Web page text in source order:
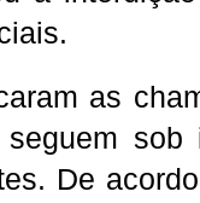
as
sob
De